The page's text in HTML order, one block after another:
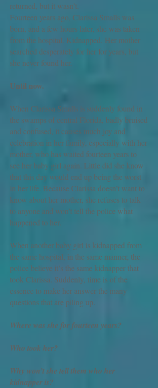
returned, but it wasn’t.
Fourteen years ago, Clarissa Smalls was
born, and a few hours later, she was taken
from the hospital. Kidnapped. Her mother
searched desperately for her for years, but
she never found her.
Until now.
When Clarissa Smalls is suddenly found in
the swamps of central Florida, badly bruised
and confused, it causes much joy and
celebration in her family, especially with her
mother, who has waited fourteen years to
see her baby girl again. Little did she know
that this day would end up being the worst
in her life. Because Clarissa doesn’t want to
know about her mother, she refuses to talk
to anyone and won’t tell the police what
happened to her.
When another baby girl is kidnapped from
the same hospital, in the same manner, the
police believe it’s the same kidnapper that
took Clarissa. Suddenly, time is of the
essence to make her answer the many
questions that are piling up.
Where was she for fourteen years?
Who took her?
Why won’t she tell them who her
kidnapper is?